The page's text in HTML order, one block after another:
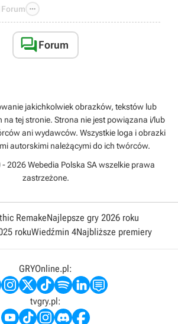
Forum 
Forum
jakichkolwiek obrazków, tekstów lub
na tej stronie. Strona nie jest powiązana i/lub
ani wydawców. Wszystkie loga i obrazki
autorskimi należącymi do ich twórców.
2026 Webedia Polska SA wszelkie prawa
zastrzeżone.
RemakeNajlepsze gry 2026 roku
rokuWiedźmin 4Najbliższe premiery
GRYOnline.pl:
tvgry.pl: